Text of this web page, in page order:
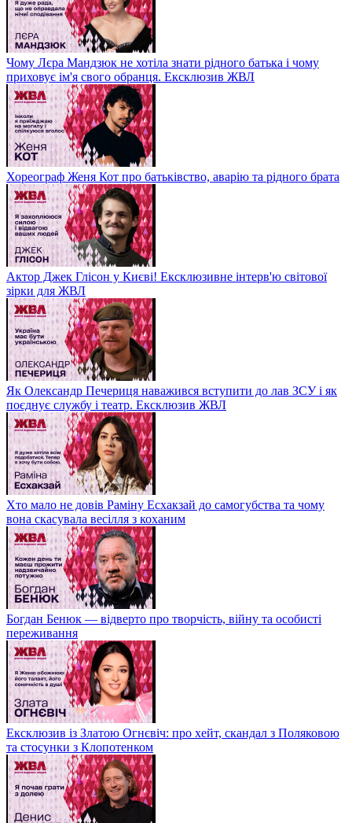
Чому Лєра Мандзюк не хотіла знати рідного батька і чому
приховує ім'я свого обранця. Ексклюзив ЖВЛ
Хореограф Женя Кот про батьківство, аварію та рідного брата
Актор Джек Глісон у Києві! Ексклюзивне інтерв'ю світової
зірки для ЖВЛ
Як Олександр Печериця наважився вступити до лав ЗСУ і як
поєднує службу і театр. Ексклюзив ЖВЛ
Хто мало не довів Раміну Есхакзай до самогубства та чому
вона скасувала весілля з коханим
Богдан Бенюк — відверто про творчість, війну та особисті
переживання
Ексклюзив із Златою Огнєвіч: про хейт, скандал з Поляковою
та стосунки з Клопотенком